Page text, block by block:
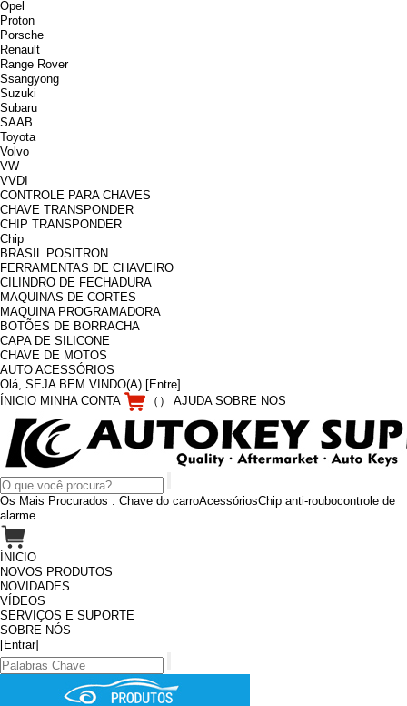
Opel
Proton
Porsche
Renault
Range Rover
Ssangyong
Suzuki
Subaru
SAAB
Toyota
Volvo
VW
VVDI
CONTROLE PARA CHAVES
CHAVE TRANSPONDER
CHIP TRANSPONDER
Chip
BRASIL POSITRON
FERRAMENTAS DE CHAVEIRO
CILINDRO DE FECHADURA
MAQUINAS DE CORTES
MAQUINA PROGRAMADORA
BOTÕES DE BORRACHA
CAPA DE SILICONE
CHAVE DE MOTOS
AUTO ACESSÓRIOS
Olá, SEJA BEM VINDO(A) [Entre]
ÍNICIO MINHA CONTA （ ） AJUDA SOBRE NOS
Os Mais Procurados : Chave do carroAcessóriosChip anti-roubocontrole de
alarme
ÍNICIO
NOVOS PRODUTOS
NOVIDADES
VÍDEOS
SERVIÇOS E SUPORTE
SOBRE NÓS
[Entrar]